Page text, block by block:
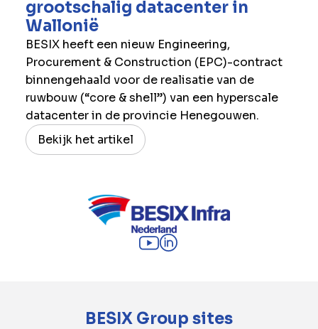
grootschalig datacenter in
Wallonië
BESIX heeft een nieuw Engineering,
Procurement & Construction (EPC)-contract
binnengehaald voor de realisatie van de
ruwbouw (“core & shell”) van een hyperscale
datacenter in de provincie Henegouwen.
Bekijk het artikel
BESIX Group sites